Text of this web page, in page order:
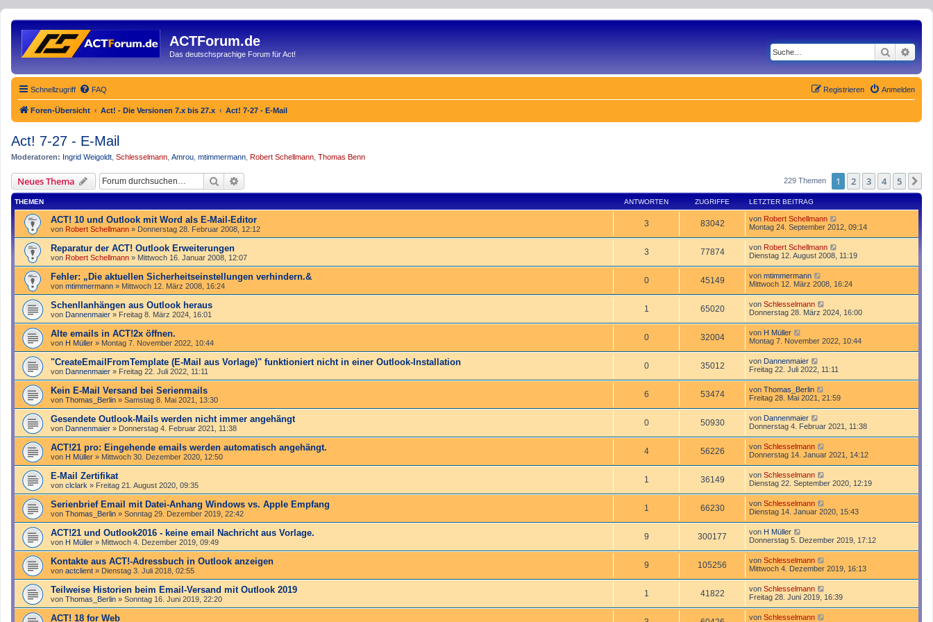
ACTForum.de
Das deutschsprachige Forum für Act! Suche
Schnellzugriff FAQ Anmelden
Registrieren
Foren-Übersicht Act! - Die Versionen 7.x bis 27.x Act! 7-27 - E-Mail
Act! 7-27 - E-Mail
Moderatoren: Ingrid Weigoldt Schlesselmann Amrou mtimmermann Robert Schellmann Thomas Benn
Neues Thema Suche 229 Themen 1 2 3 4 5
THEMEN ANTWORTEN ZUGRIFFE LETZTER BEITRAG
ACT! 10 und Outlook mit Word als E-Mail-Editor
von Robert Schellmann » Donnerstag 28. Februar 2008, 12:12
3 83042 von Robert Schellmann
Montag 24. September 2012, 09:14
Reparatur der ACT! Outlook Erweiterungen
von Robert Schellmann » Mittwoch 16. Januar 2008, 12:07
3 77874 von Robert Schellmann
Dienstag 12. August 2008, 11:19
Fehler: „Die aktuellen Sicherheitseinstellungen verhindern.&
von mtimmermann » Mittwoch 12. März 2008, 16:24
0 45149 von mtimmermann
Mittwoch 12. März 2008, 16:24
Schenllanhängen aus Outlook heraus
von Dannenmaier » Freitag 8. März 2024, 16:01
1 65020 von Schlesselmann
Donnerstag 28. März 2024, 16:00
Alte emails in ACT!2x öffnen.
von H Müller » Montag 7. November 2022, 10:44
0 32004 von H Müller
Montag 7. November 2022, 10:44
"Create­Email­From­Template (E-Mail aus Vorlage)" funktioniert nicht in einer Outlook-Installation
von Dannenmaier » Freitag 22. Juli 2022, 11:11
0 35012 von Dannenmaier
Freitag 22. Juli 2022, 11:11
Kein E-Mail Versand bei Serienmails
von Thomas_Berlin » Samstag 8. Mai 2021, 13:30
6 53474 von Thomas_Berlin
Freitag 28. Mai 2021, 21:59
Gesendete Outlook-Mails werden nicht immer angehängt
von Dannenmaier » Donnerstag 4. Februar 2021, 11:38
0 50930 von Dannenmaier
Donnerstag 4. Februar 2021, 11:38
ACT!21 pro: Eingehende emails werden automatisch angehängt.
von H Müller » Mittwoch 30. Dezember 2020, 12:50
4 56226 von Schlesselmann
Donnerstag 14. Januar 2021, 14:12
E-Mail Zertifikat
von clclark » Freitag 21. August 2020, 09:35
1 36149 von Schlesselmann
Dienstag 22. September 2020, 12:19
Serienbrief Email mit Datei-Anhang Windows vs. Apple Empfang
von Thomas_Berlin » Sonntag 29. Dezember 2019, 22:42
1 66230 von Schlesselmann
Dienstag 14. Januar 2020, 15:43
ACT!21 und Outlook2016 - keine email Nachricht aus Vorlage.
von H Müller » Mittwoch 4. Dezember 2019, 09:49
9 300177 von H Müller
Donnerstag 5. Dezember 2019, 17:12
Kontakte aus ACT!-Adressbuch in Outlook anzeigen
von actclient » Dienstag 3. Juli 2018, 02:55
9 105256 von Schlesselmann
Mittwoch 4. Dezember 2019, 16:13
Teilweise Historien beim Email-Versand mit Outlook 2019
von Thomas_Berlin » Sonntag 16. Juni 2019, 22:20
1 41822 von Schlesselmann
Freitag 28. Juni 2019, 16:39
ACT! 18 for Web von Schlesselmann